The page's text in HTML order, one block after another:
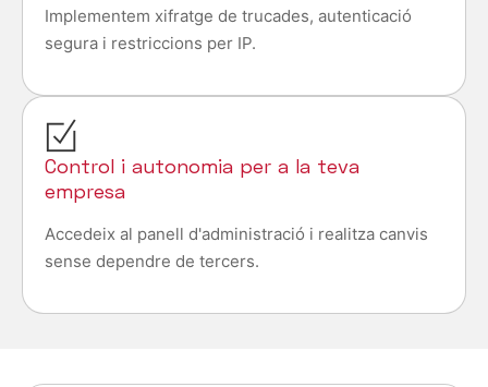
Implementem xifratge de trucades, autenticació
segura i restriccions per IP.
Control i autonomia per a la teva
empresa
Accedeix al panell d'administració i realitza canvis
sense dependre de tercers.